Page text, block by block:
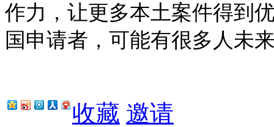
作力，让更多本土案件得到
国申请者，可能有很多人未
收藏 邀请